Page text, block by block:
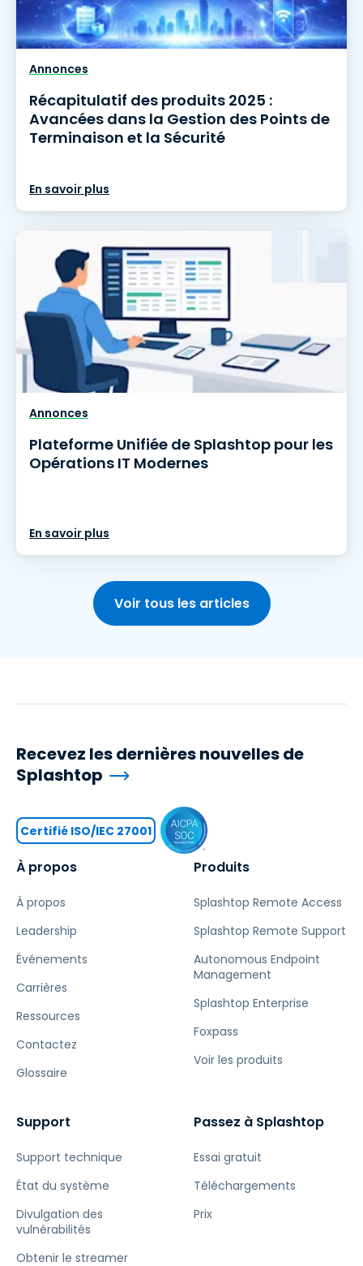
Annonces
Récapitulatif des produits 2025 :
Avancées dans la Gestion des Points de
Terminaison et la Sécurité
En savoir plus
Annonces
Plateforme Unifiée de Splashtop pour les
Opérations IT Modernes
En savoir plus
Voir tous les articles
À propos
À propos
Leadership
Événements
Carrières
Ressources
Contactez
Glossaire
Produits
Splashtop Remote Access
Splashtop Remote Support
Autonomous Endpoint
Management
Splashtop Enterprise
Foxpass
Voir les produits
Support
Support technique
État du système
Divulgation des
vulnérabilités
Obtenir le streamer
Passez à Splashtop
Essai gratuit
Téléchargements
Prix
Recevez les dernières nouvelles de
Splashtop
Certifié ISO/IEC 27001